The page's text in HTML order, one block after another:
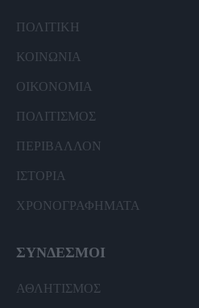
ΠΟΛΙΤΙΚΗ
ΚΟΙΝΩΝΙΑ
ΟΙΚΟΝΟΜΙΑ
ΠΟΛΙΤΙΣΜΟΣ
ΠΕΡΙΒΑΛΛΟΝ
ΙΣΤΟΡΙΑ
ΧΡΟΝΟΓΡΑΦΗΜΑΤΑ
ΣΥΝΔΕΣΜΟΙ
ΑΘΛΗΤΙΣΜΟΣ